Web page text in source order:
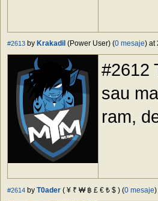
#2613 by Krakadil (Power User) (0 mesaje) at
#2612
sau
ram,
#2614 by T0ader ( ¥ ₹ ₩ ฿ £ € ₺ $ ) (0 mesaje)